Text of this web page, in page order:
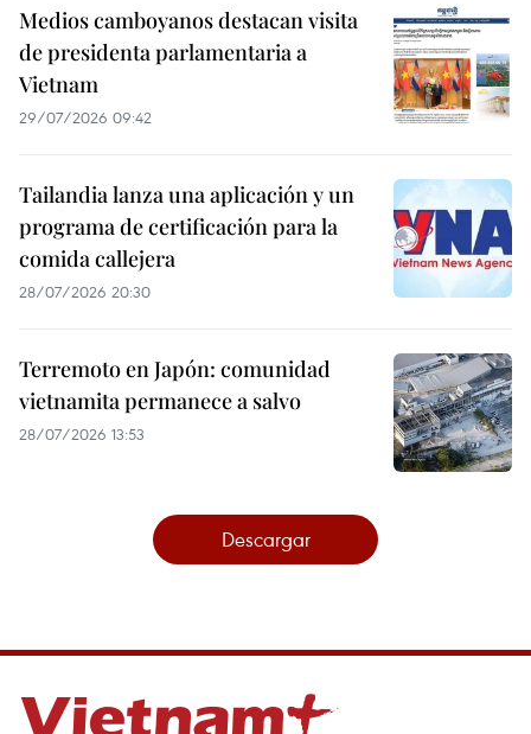
Medios camboyanos destacan visita
de presidenta parlamentaria a
Vietnam
29/07/2026 09:42
Tailandia lanza una aplicación y un
programa de certificación para la
comida callejera
28/07/2026 20:30
Terremoto en Japón: comunidad
vietnamita permanece a salvo
28/07/2026 13:53
Descargar